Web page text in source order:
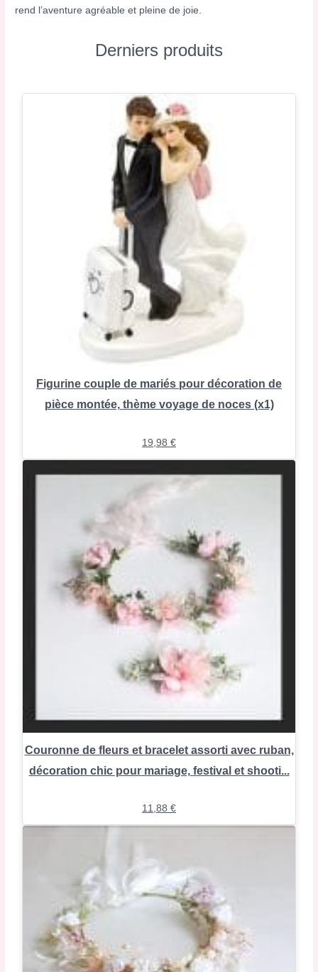
rend l’aventure agréable et pleine de joie.
Derniers produits
Figurine couple de mariés pour décoration de
pièce montée, thème voyage de noces (x1)
19,98 €
Couronne de fleurs et bracelet assorti avec ruban,
décoration chic pour mariage, festival et shooti...
11,88 €